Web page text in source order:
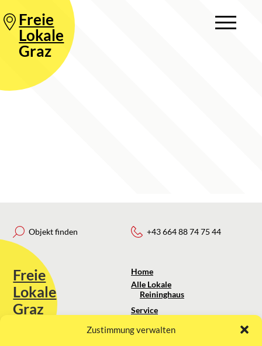
Zustimmung verwalten
Freie
Lokale
Graz
Objekt finden
Freie
Lokale
Graz
Sie erreichen uns unter:
+43 664 88 74 75 44
Home
Alle Lokale
Reininghaus
Service
Über uns